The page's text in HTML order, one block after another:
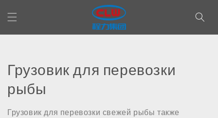
к
контенту
К
о
л
Грузовик для перевозки
рыбы
Грузовик для перевозки свежей рыбы также